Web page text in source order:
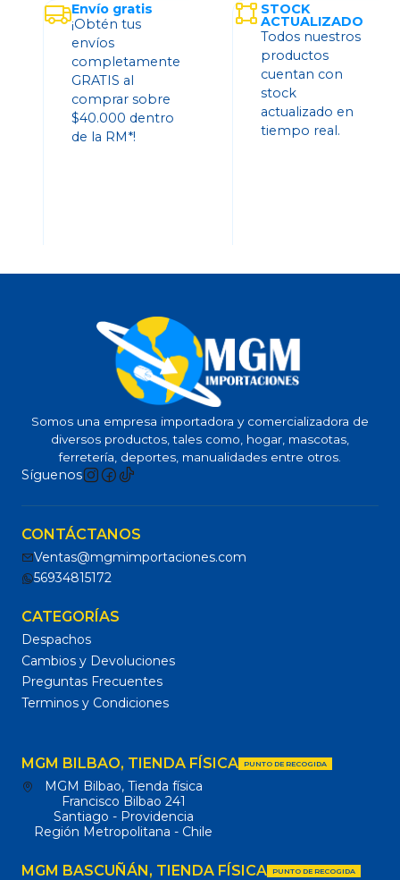
Envío gratis
¡Obtén tus
envíos
completamente
GRATIS al
comprar sobre
$40.000 dentro
de la RM*!
STOCK
ACTUALIZADO
Todos nuestros
productos
cuentan con
stock
actualizado en
tiempo real.
Somos una empresa importadora y comercializadora de
diversos productos, tales como, hogar, mascotas,
ferretería, deportes, manualidades entre otros.
Síguenos
CONTÁCTANOS
Ventas@mgmimportaciones.com
56934815172
CATEGORÍAS
Despachos
Cambios y Devoluciones
Preguntas Frecuentes
Terminos y Condiciones
MGM BILBAO, TIENDA FÍSICA PUNTO DE RECOGIDA
MGM Bilbao, Tienda física
Francisco Bilbao 241
Santiago - Providencia
Región Metropolitana - Chile
MGM BASCUÑÁN, TIENDA FÍSICA PUNTO DE RECOGIDA